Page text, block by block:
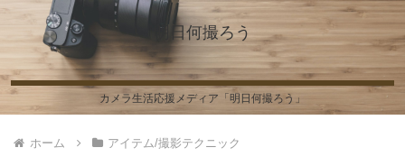
明日何撮ろう
カメラ生活応援メディア「明日何撮ろう」
ホーム アイテム/撮影テクニック